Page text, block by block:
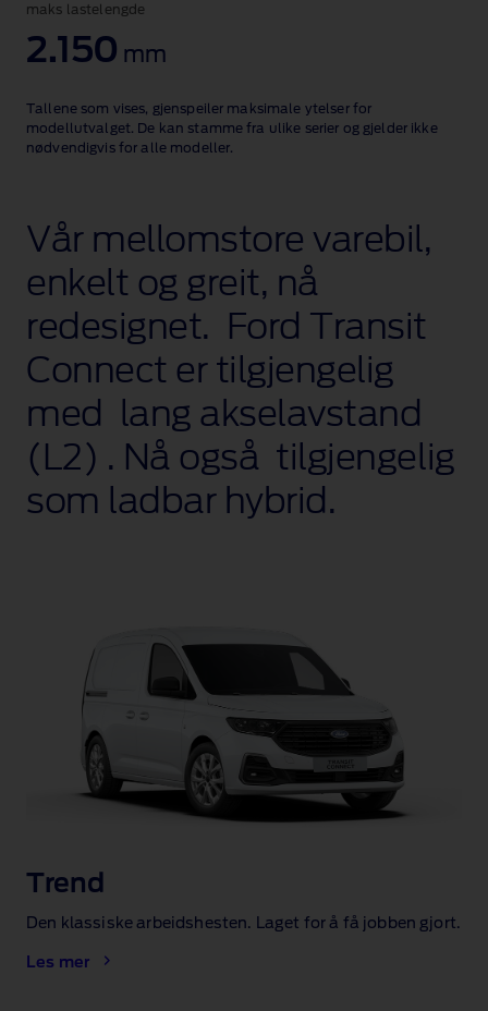
maks lastelengde
2.150 mm
Tallene som vises, gjenspeiler maksimale ytelser for
modellutvalget. De kan stamme fra ulike serier og gjelder ikke
nødvendigvis for alle modeller.
Vår mellomstore varebil,
enkelt og greit, nå
redesignet. Ford Transit
Connect er tilgjengelig
med lang akselavstand
(L2) . Nå også tilgjengelig
som ladbar hybrid.
Trend
Den klassiske arbeidshesten. Laget for å få jobben gjort.
Les mer